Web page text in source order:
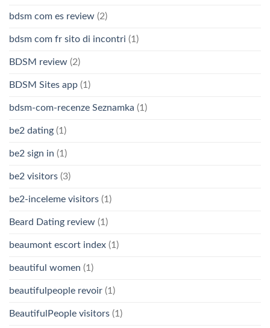
bdsm com es review (2)
bdsm com fr sito di incontri (1)
BDSM review (2)
BDSM Sites app (1)
bdsm-com-recenze Seznamka (1)
be2 dating (1)
be2 sign in (1)
be2 visitors (3)
be2-inceleme visitors (1)
Beard Dating review (1)
beaumont escort index (1)
beautiful women (1)
beautifulpeople revoir (1)
BeautifulPeople visitors (1)